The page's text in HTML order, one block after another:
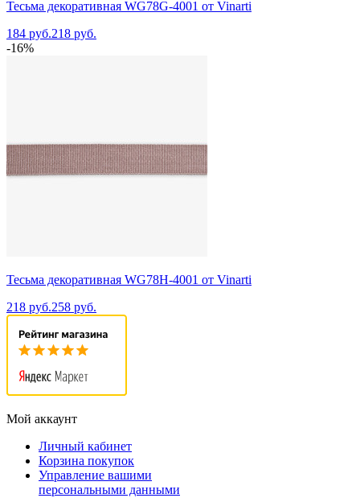
Тесьма декоративная WG78G-4001 от Vinarti
184 руб.218 руб.
-16%
Тесьма декоративная WG78H-4001 от Vinarti
218 руб.258 руб.
Мой аккаунт
Личный кабинет
Корзина покупок
Управление вашими
персональными данными